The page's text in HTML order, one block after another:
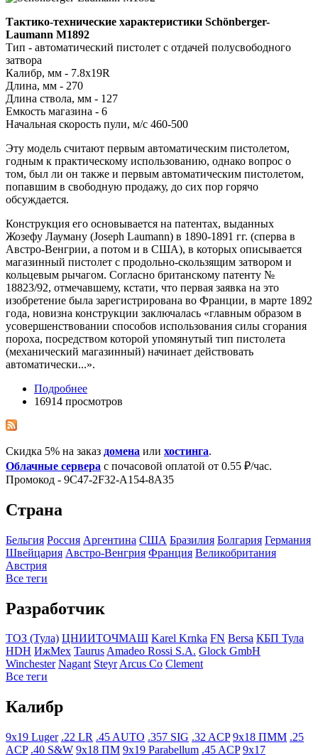
Тактико-технические характеристики Schönberger-
Laumann M1892
Тип - автоматический пистолет с отдачей полусвободного
затвора
Калибр, мм - 7.8x19R
Длина, мм - 270
Длина ствола, мм - 127
Емкость магазина - 6
Начальная скорость пули, м/с 460-500
Эту модель считают первым автоматическим пистолетом,
годным к практическому использованию, однако вопрос о
том, был ли он также и первым автоматическим пистолетом,
попавшим в свободную продажу, до сих пор горячо
обсуждается.
Конструкция его основывается на патентах, выданных
Жозефу Лауману (Joseph Laumann) в 1890-1891 гг. (сперва в
Австро-Венгрии, а потом и в США), в которых описывается
магазинный пистолет с продольно-скользящим затвором и
кольцевым рычагом. Согласно британскому патенту №
18823/92, отмечавшему, кстати, что первая заявка на это
изобретение была зарегистрирована во Франции, в марте 1892
года, новизна конструкции заключалась «главным образом в
усовершенствовании способов использования силы сгорания
пороха, посредством которой упомянутый тип пистолета
(механический магазинный) начинает действовать
автоматически...».
Подробнее
16914 просмотров
Скидка 5% на заказ домена или хостинга.
Облачные сервера с почасовой оплатой от 0.55 ₽/час.
Промокод - 9C47-2F32-A154-8A35
Страна
Бельгия Росcия Аргентина США Бразилия Болгария Германия
Швейцария Австро-Венгрия Франция Великобритания
Австрия
Все теги
Разработчик
ТОЗ (Тула) ЦНИИТОЧМАШ Karel Krnka FN Bersa КБП Тула
HDH ИжМех TaurusAmadeo Rossi S.A. Glock GmbH
Winchester Nagant SteyrArcus Co Clement
Все теги
Калибр
9x19 Luger .22 LR .45 AUTO .357 SIG .32 ACP 9x18 ПММ .25
ACP .40 S&W 9x18 ПМ 9x19 Parabellum .45 ACP 9x17